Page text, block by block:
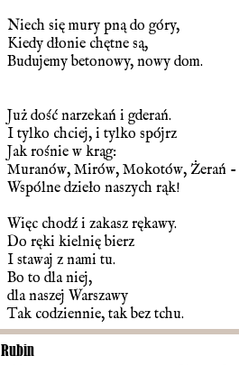
Niech się mury pną do góry,
Kiedy dłonie chętne są,
Budujemy betonowy, nowy dom.
Już dość narzekań i gderań.
I tylko chciej, i tylko spójrz
Jak rośnie w krąg:
Muranów, Mirów, Mokotów, Żerań -
Wspólne dzieło naszych rąk!
Więc chodź i zakasz rękawy.
Do ręki kielnię bierz
I stawaj z nami tu.
Bo to dla niej,
dla naszej Warszawy
Tak codziennie, tak bez tchu.
Rubin